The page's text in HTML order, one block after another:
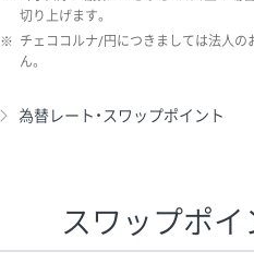
切り上げます。
※ チェココルナ/円につきましては法人
ん。
為替レート・スワップポイント
スワップポ